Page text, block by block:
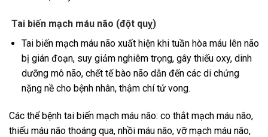
Tai biến mạch máu não (đột quỵ)
Tai biến mạch máu não xuất hiện khi tuần hòa máu lên não
bị gián đoạn, suy giảm nghiêm trọng, gây thiếu oxy, dinh
dưỡng mô não, chết tế bào não dẫn đến các di chứng
nặng nề cho bệnh nhân, thậm chí tử vong.
Các thể bệnh tai biến mạch máu não: co thắt mạch máu não,
thiếu máu não thoáng qua, nhồi máu não, vỡ mạch máu não,